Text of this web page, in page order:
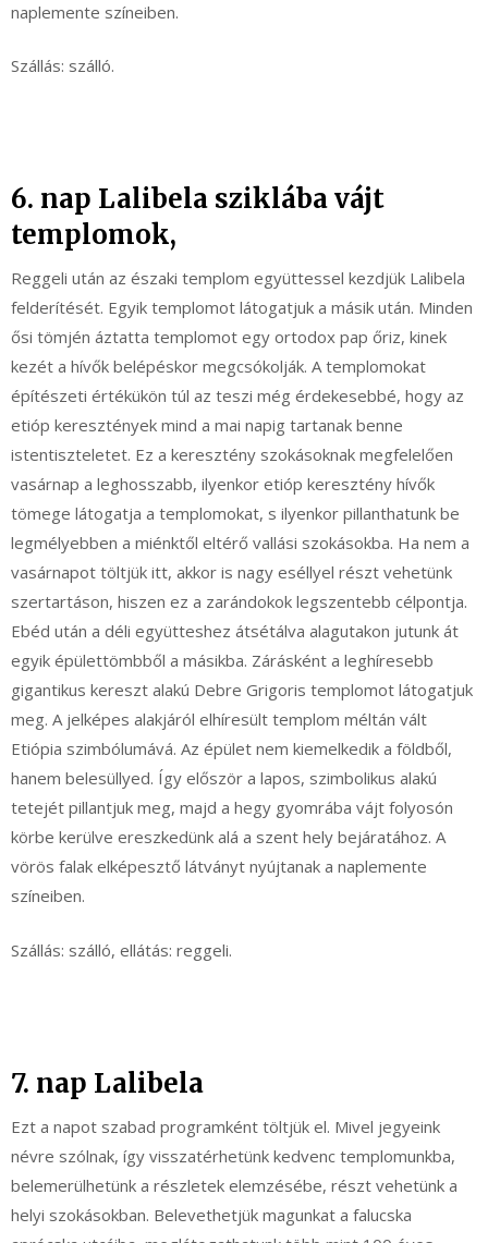
naplemente színeiben.
Szállás: szálló.
6. nap Lalibela sziklába vájt
templomok,
Reggeli után az északi templom együttessel kezdjük Lalibela
felderítését. Egyik templomot látogatjuk a másik után. Minden
ősi tömjén áztatta templomot egy ortodox pap őriz, kinek
kezét a hívők belépéskor megcsókolják. A templomokat
építészeti értékükön túl az teszi még érdekesebbé, hogy az
etióp keresztények mind a mai napig tartanak benne
istentiszteletet. Ez a keresztény szokásoknak megfelelően
vasárnap a leghosszabb, ilyenkor etióp keresztény hívők
tömege látogatja a templomokat, s ilyenkor pillanthatunk be
legmélyebben a miénktől eltérő vallási szokásokba. Ha nem a
vasárnapot töltjük itt, akkor is nagy eséllyel részt vehetünk
szertartáson, hiszen ez a zarándokok legszentebb célpontja.
Ebéd után a déli együtteshez átsétálva alagutakon jutunk át
egyik épülettömbből a másikba. Zárásként a leghíresebb
gigantikus kereszt alakú Debre Grigoris templomot látogatjuk
meg. A jelképes alakjáról elhíresült templom méltán vált
Etiópia szimbólumává. Az épület nem kiemelkedik a földből,
hanem belesüllyed. Így először a lapos, szimbolikus alakú
tetejét pillantjuk meg, majd a hegy gyomrába vájt folyosón
körbe kerülve ereszkedünk alá a szent hely bejáratához. A
vörös falak elképesztő látványt nyújtanak a naplemente
színeiben.
Szállás: szálló, ellátás: reggeli.
7. nap Lalibela
Ezt a napot szabad programként töltjük el. Mivel jegyeink
névre szólnak, így visszatérhetünk kedvenc templomunkba,
belemerülhetünk a részletek elemzésébe, részt vehetünk a
helyi szokásokban. Belevethetjük magunkat a falucska